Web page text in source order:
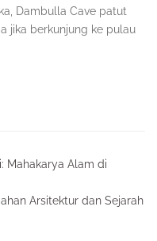
Dambulla Cave patut
jika berkunjung ke pulau
Mahakarya Alam di
Arsitektur dan Sejarah